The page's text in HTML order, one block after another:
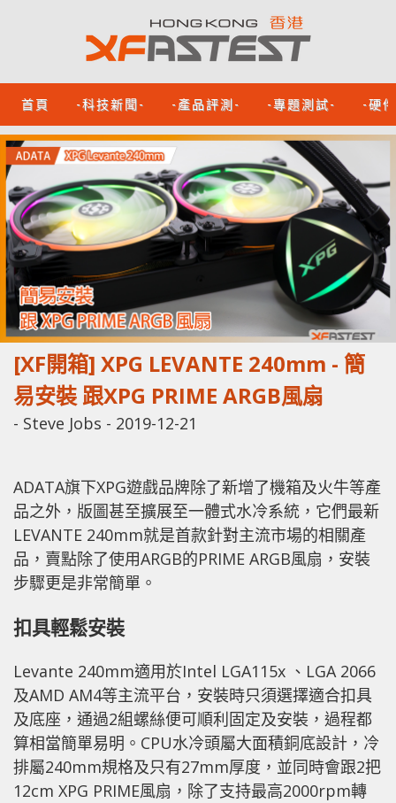
首頁 -科技新聞- -產品評測- -專題測試- -硬
[XF開箱] XPG LEVANTE 240mm - 簡
易安裝 跟XPG PRIME ARGB風扇
- Steve Jobs - 2019-12-21
ADATA旗下XPG遊戲品牌除了新增了機箱及火牛等產
品之外，版圖甚至擴展至一體式水冷系統，它們最新
LEVANTE 240mm就是首款針對主流市場的相關產
品，賣點除了使用ARGB的PRIME ARGB風扇，安裝
步驟更是非常簡單。
扣具輕鬆安裝
Levante 240mm適用於Intel LGA115x 、LGA 2066
及AMD AM4等主流平台，安裝時只須選擇適合扣具
及底座，通過2組螺絲便可順利固定及安裝，過程都
算相當簡單易明。CPU水冷頭屬大面積銅底設計，冷
排屬240mm規格及只有27mm厚度，並同時會跟2把
12cm XPG PRIME風扇，除了支持最高2000rpm轉